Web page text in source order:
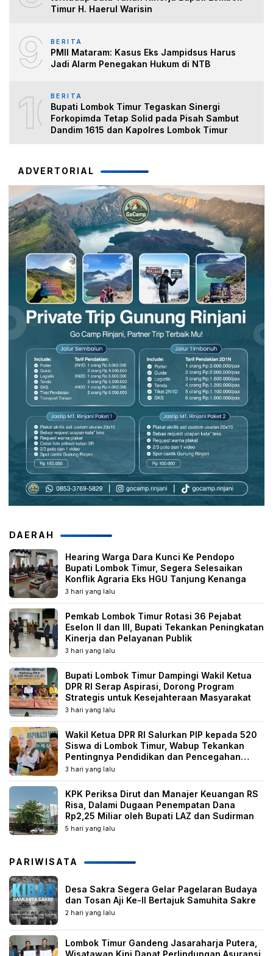
Timur H. Haerul Warisin
9 BERITA
PMII Mataram: Kasus Eks Jampidsus Harus
Jadi Alarm Penegakan Hukum di NTB
10BERITA
Bupati Lombok Timur Tegaskan Sinergi
Forkopimda Tetap Solid pada Pisah Sambut
Dandim 1615 dan Kapolres Lombok Timur
ADVERTORIAL
DAERAH
Hearing Warga Dara Kunci Ke Pendopo
Bupati Lombok Timur, Segera Selesaikan
Konflik Agraria Eks HGU Tanjung Kenanga
3 hari yang lalu
Pemkab Lombok Timur Rotasi 36 Pejabat
Eselon II dan III, Bupati Tekankan Peningkatan
Kinerja dan Pelayanan Publik
3 hari yang lalu
Bupati Lombok Timur Dampingi Wakil Ketua
DPR RI Serap Aspirasi, Dorong Program
Strategis untuk Kesejahteraan Masyarakat
3 hari yang lalu
Wakil Ketua DPR RI Salurkan PIP kepada 520
Siswa di Lombok Timur, Wabup Tekankan
Pentingnya Pendidikan dan Pencegahan
Perkawinan Anak
3 hari yang lalu
KPK Periksa Dirut dan Manajer Keuangan RS
Risa, Dalami Dugaan Penempatan Dana
Rp2,25 Miliar oleh Bupati LAZ dan Sudirman
5 hari yang lalu
PARIWISATA
Desa Sakra Segera Gelar Pagelaran Budaya
dan Tosan Aji Ke-II Bertajuk Samuhita Sakre
2 hari yang lalu
Lombok Timur Gandeng Jasaraharja Putera,
Wisatawan Kini Dapat Perlindungan Asuransi